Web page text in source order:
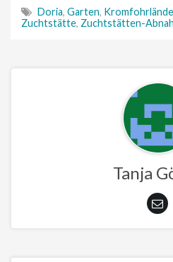
Doria, Garten,
Zuchtstätte, Zuchtstätten-
Tanja